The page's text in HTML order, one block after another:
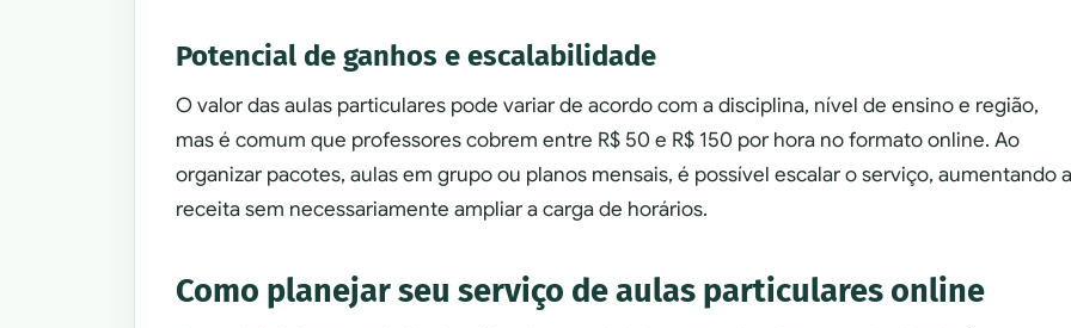
Potencial de ganhos e escalabilidade
O valor das aulas particulares pode variar de acordo com a disciplina, nível de ensino e região,
mas é comum que professores cobrem entre R$ 50 e R$ 150 por hora no formato online. Ao
organizar pacotes, aulas em grupo ou planos mensais, é possível escalar o serviço, aumentando a
receita sem necessariamente ampliar a carga de horários.
Como planejar seu serviço de aulas particulares online